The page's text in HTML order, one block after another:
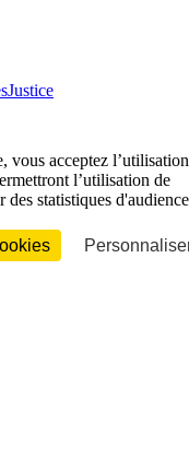
Justice
Industries
vous acceptez l’utilisation
l’utilisation de
des statistiques d'audience